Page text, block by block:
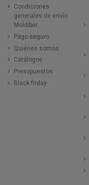
Condiciones
generales de envío
Moldiber
Pago seguro
Quiénes somos
Catálogos
Presupuestos
Black friday